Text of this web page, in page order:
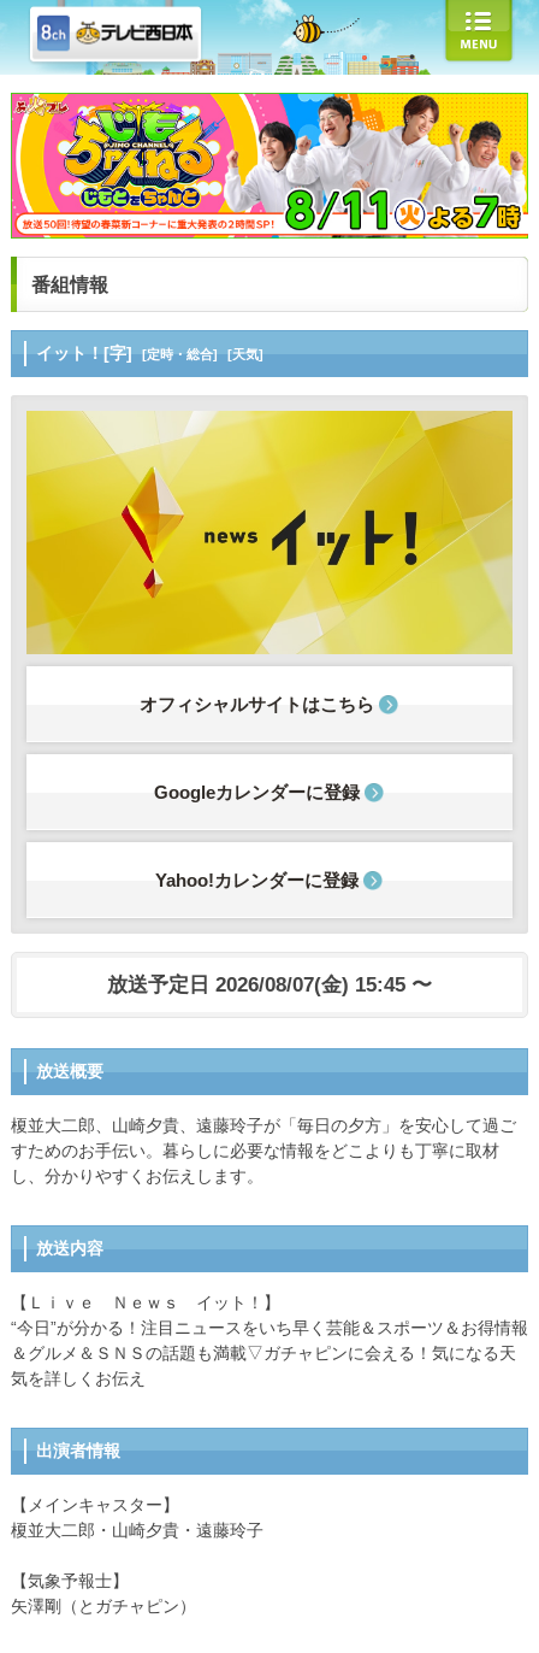
番組情報
イット！[字] [定時・総合] [天気]
オフィシャルサイトはこちら
Googleカレンダーに登録
Yahoo!カレンダーに登録
放送予定日 2026/08/07(金) 15:45 〜
放送概要
榎並大二郎、山崎夕貴、遠藤玲子が「毎日の夕方」を安心して過ご
すためのお手伝い。暮らしに必要な情報をどこよりも丁寧に取材
し、分かりやすくお伝えします。
放送内容
【Ｌｉｖｅ Ｎｅｗｓ イット！】
“今日”が分かる！注目ニュースをいち早く芸能＆スポーツ＆お得情報
＆グルメ＆ＳＮＳの話題も満載▽ガチャピンに会える！気になる天
気を詳しくお伝え
出演者情報
【メインキャスター】
榎並大二郎・山崎夕貴・遠藤玲子
【気象予報士】
矢澤剛（とガチャピン）